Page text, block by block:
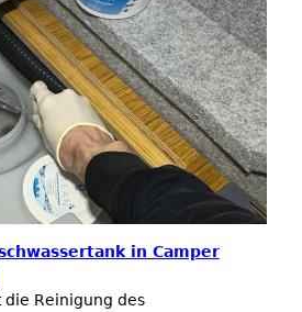
in Camper
die Reinigung des